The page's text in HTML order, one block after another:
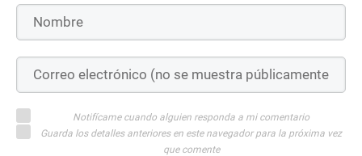
Notifícame cuando alguien responda a mi comentario
Guarda los detalles anteriores en este navegador para la próxima vez
que comente